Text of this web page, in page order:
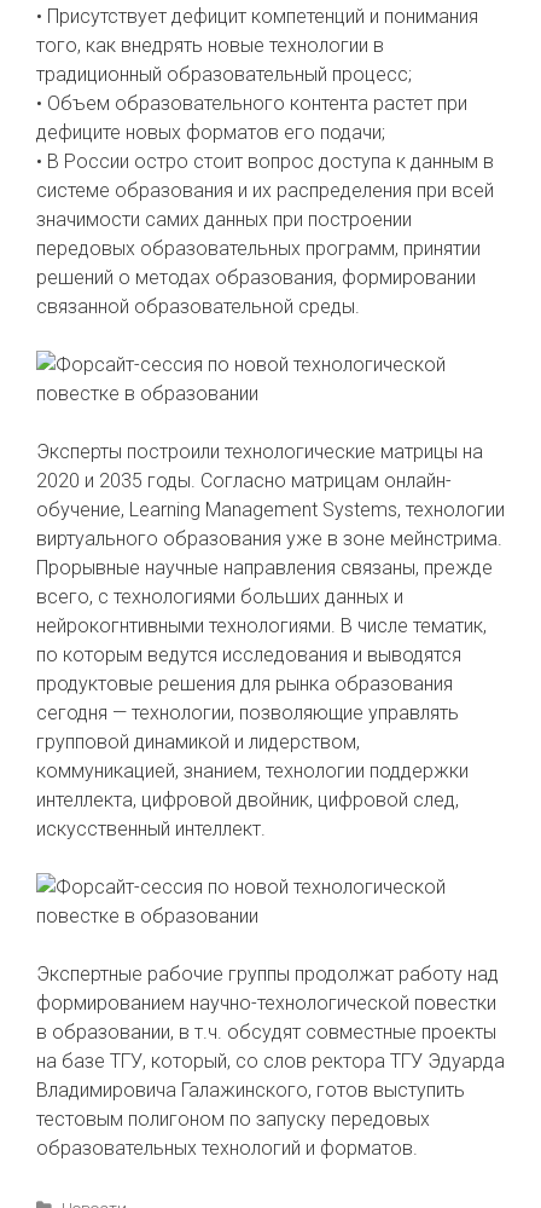
• Присутствует дефицит компетенций и понимания
того, как внедрять новые технологии в
традиционный образовательный процесс;
• Объем образовательного контента растет при
дефиците новых форматов его подачи;
• В России остро стоит вопрос доступа к данным в
системе образования и их распределения при всей
значимости самих данных при построении
передовых образовательных программ, принятии
решений о методах образования, формировании
связанной образовательной среды.
Эксперты построили технологические матрицы на
2020 и 2035 годы. Согласно матрицам онлайн-
обучение, Learning Management Systems, технологии
виртуального образования уже в зоне мейнстрима.
Прорывные научные направления связаны, прежде
всего, с технологиями больших данных и
нейрокогнтивными технологиями. В числе тематик,
по которым ведутся исследования и выводятся
продуктовые решения для рынка образования
сегодня — технологии, позволяющие управлять
групповой динамикой и лидерством,
коммуникацией, знанием, технологии поддержки
интеллекта, цифровой двойник, цифровой след,
искусственный интеллект.
Экспертные рабочие группы продолжат работу над
формированием научно-технологической повестки
в образовании, в т.ч. обсудят совместные проекты
на базе ТГУ, который, со слов ректора ТГУ Эдуарда
Владимировича Галажинского, готов выступить
тестовым полигоном по запуску передовых
образовательных технологий и форматов.